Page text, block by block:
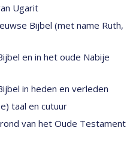
Ugarit
Bijbel (met name Ruth,
en in het oude Nabije
in heden en verleden
taal en cutuur
van het Oude Testament